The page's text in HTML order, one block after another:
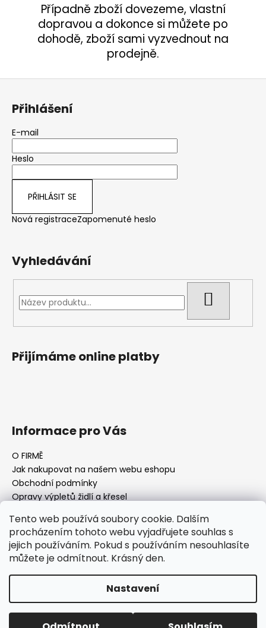
Tento web používá soubory cookie. Dalším
procházením tohoto webu vyjadřujete souhlas s
jejich používáním. Pokud s používáním nesouhlasíte
můžete je odmítnout. Krásný den.
Nastavení
Případně zboží dovezeme, vlastní
dopravou a dokonce si můžete po
dohodě, zboží sami vyzvednout na
prodejně.
Z
Přihlášení
E-mail
Heslo
PŘIHLÁSIT SE
Nová registraceZapomenuté heslo
Vyhledávání
Přijímáme online platby
Informace pro Vás
O FIRMĚ
Jak nakupovat na našem webu eshopu
Obchodní podmínky
Opravy výpletů židlí a křesel
Facebook Fan page Nábytek STRNAD
Vytvořil Shoptet
Copyright 2026AQ-FURNITURE Jan Strnad Nábytek
Praha. Všechna práva vyhrazena.Upravit nastavení